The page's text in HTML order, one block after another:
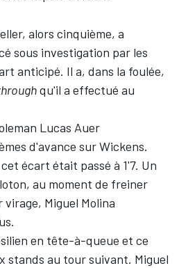
alors cinquième, a
sous investigation par les
anticipé. Il a, dans la foulée,
qu'il a effectué au
Lucas Auer
d'avance sur Wickens.
écart était passé à 1'7. Un
au moment de freiner
Miguel Molina
en tête-à-queue et ce
stands au tour suivant. Miguel